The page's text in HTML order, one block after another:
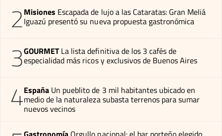
2Misiones Escapada de lujo a las Cataratas: Gran Meliá
Iguazú presentó su nueva propuesta gastronómica
3GOURMET La lista definitiva de los 3 cafés de
especialidad más ricos y exclusivos de Buenos Aires
4España Un pueblito de 3 mil habitantes ubicado en
medio de la naturaleza subasta terrenos para sumar
nuevos vecinos